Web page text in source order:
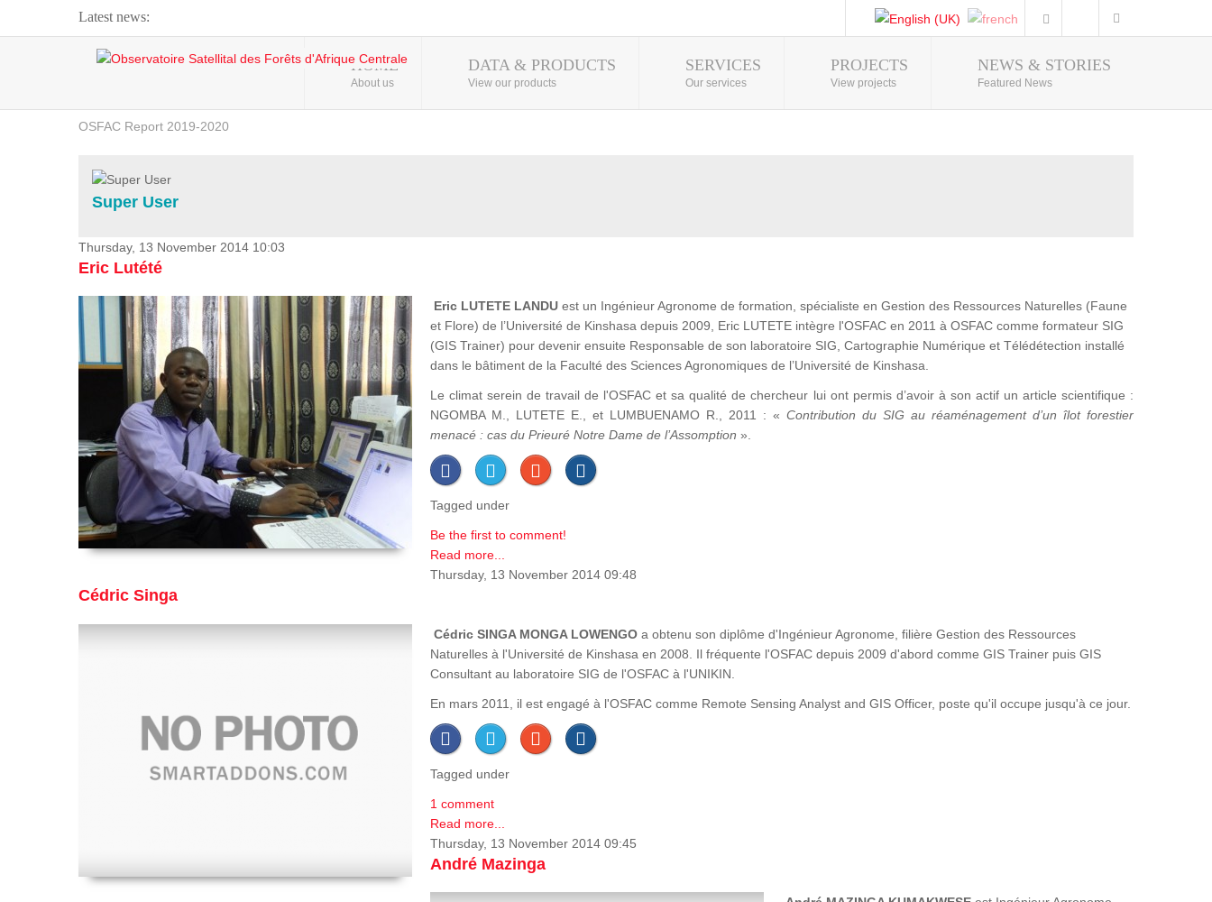
Latest news:
Webinar about Large Scale Monitoring and Land ...
OSFAC Video - Addressing climate change from the ...
OSFAC Report 2019-2020
Flooding and Erosion in Kinshasa - Open Cities ...
Photo Gallery
HOME
About us
DATA & PRODUCTS
View our products
SERVICES
Our services
PROJECTS
View projects
NEWS & STORIES
Featured News
Super User
Thursday, 13 November 2014 10:03
Eric Lutété
Eric LUTETE LANDU est un Ingénieur Agronome de formation, spécialiste en Gestion des Ressources Naturelles (Faune
et Flore) de l’Université de Kinshasa depuis 2009, Eric LUTETE intègre l'OSFAC en 2011 à OSFAC comme formateur SIG
(GIS Trainer) pour devenir ensuite Responsable de son laboratoire SIG, Cartographie Numérique et Télédétection installé
dans le bâtiment de la Faculté des Sciences Agronomiques de l’Université de Kinshasa.
Le climat serein de travail de l'OSFAC et sa qualité de chercheur lui ont permis d’avoir à son actif un article scientifique :
NGOMBA M., LUTETE E., et LUMBUENAMO R., 2011 : « Contribution du SIG au réaménagement d’un îlot forestier
menacé : cas du Prieuré Notre Dame de l’Assomption ».
Tagged under
Be the first to comment!
Read more...
Thursday, 13 November 2014 09:48
Cédric Singa
Cédric SINGA MONGA LOWENGO a obtenu son diplôme d'Ingénieur Agronome, filière Gestion des Ressources
Naturelles à l'Université de Kinshasa en 2008. Il fréquente l'OSFAC depuis 2009 d'abord comme GIS Trainer puis GIS
Consultant au laboratoire SIG de l'OSFAC à l'UNIKIN.
En mars 2011, il est engagé à l'OSFAC comme Remote Sensing Analyst and GIS Officer, poste qu'il occupe jusqu'à ce jour.
Tagged under
1 comment
Read more...
Thursday, 13 November 2014 09:45
André Mazinga